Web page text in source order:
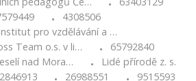
•
•
4308506
pro vzdělávání a …
Team o.s. v li… •
65792840
nad Mora… •
Lidé přírodě z. s.
26988551 9515593